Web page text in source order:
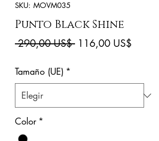
SKU: MOVM035
Punto Black Shine
290,00 US$ Precio
116,00 US$
Tamaño (UE) *
Color *